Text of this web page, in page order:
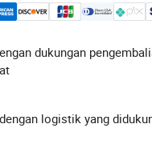
dukungan
logistik yang